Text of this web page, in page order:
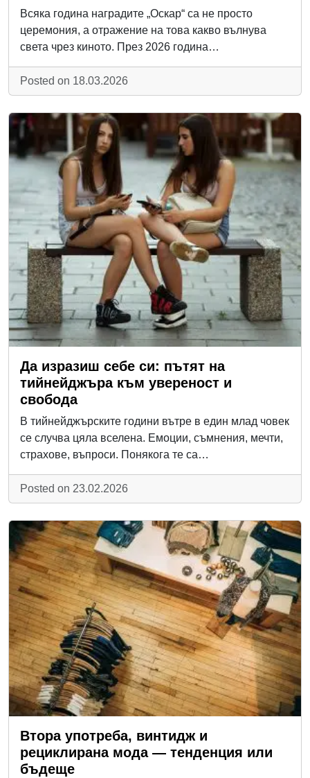
Всяка година наградите „Оскар“ са не просто
церемония, а отражение на това какво вълнува
света чрез киното. През 2026 година…
Posted on 18.03.2026
Да изразиш себе си: пътят на
тийнейджъра към увереност и
свобода
В тийнейджърските години вътре в един млад човек
се случва цяла вселена. Емоции, съмнения, мечти,
страхове, въпроси. Понякога те са…
Posted on 23.02.2026
Втора употреба, винтидж и
рециклирана мода — тенденция или
бъдеще